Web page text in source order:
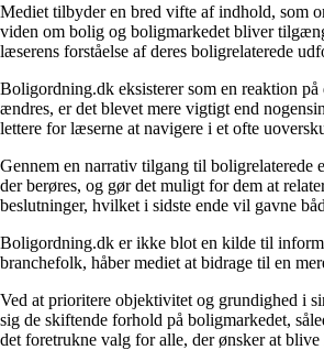
Mediet tilbyder en bred vifte af indhold, som
viden om bolig og boligmarkedet bliver
læserens forståelse af deres boligrelaterede
Boligordning.dk eksisterer som en reaktion
ændres, er det blevet mere vigtigt end
lettere for læserne at navigere i et ofte
Gennem en narrativ tilgang til boligrelaterede
der berøres, og gør det muligt for dem at
beslutninger, hvilket i sidste ende vil gavne
Boligordning.dk er ikke blot en kilde til
branchefolk, håber mediet at bidrage til en
Ved at prioritere objektivitet og grundighed i
sig de skiftende forhold på boligmarkedet,
det foretrukne valg for alle, der ønsker at